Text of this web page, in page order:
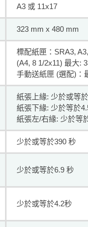
A3 或 11x17
323 mm x 480 mm
標配紙匣：SRA3,
(A4, 8 1/2x11) 最大:
手動送紙匣 (選配)：
紙張上緣: 少於或等
紙張下緣: 少於等於
紙張左/右緣: 少於等
少於或等於390 秒
少於或等於6.9 秒
少於或等於4.2秒